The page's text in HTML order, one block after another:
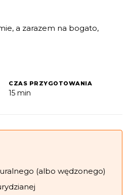
a zarazem na bogato,
CZAS PRZYGOTOWANIA
15 min
(albo wędzonego)